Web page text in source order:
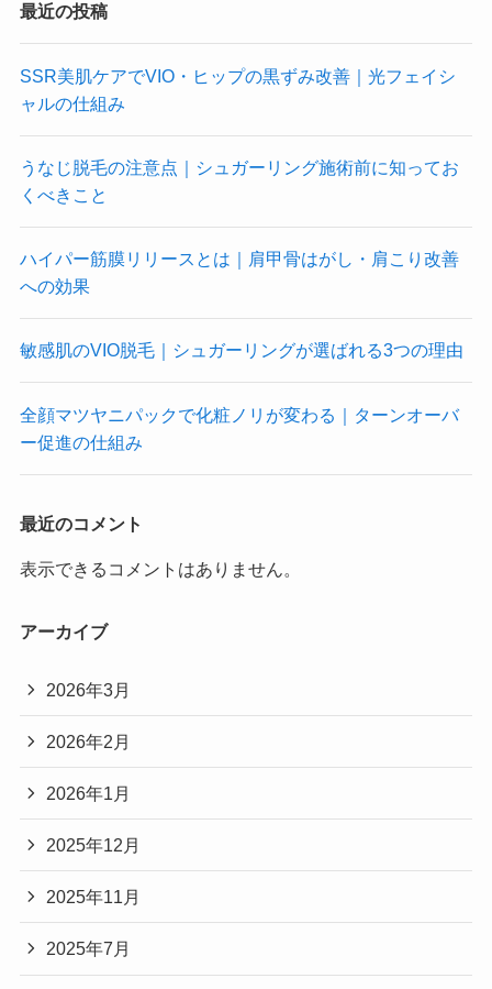
最近の投稿
SSR美肌ケアでVIO・ヒップの黒ずみ改善｜光フェイシ
ャルの仕組み
うなじ脱毛の注意点｜シュガーリング施術前に知ってお
くべきこと
ハイパー筋膜リリースとは｜肩甲骨はがし・肩こり改善
への効果
敏感肌のVIO脱毛｜シュガーリングが選ばれる3つの理由
全顔マツヤニパックで化粧ノリが変わる｜ターンオーバ
ー促進の仕組み
最近のコメント
表示できるコメントはありません。
アーカイブ
2026年3月
2026年2月
2026年1月
2025年12月
2025年11月
2025年7月